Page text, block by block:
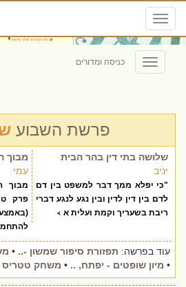
Toggle
navigation
Toggle
navigation
כניסה ומדורים
פרשת השבוע
שלושה בתי דין בהר הבית
יניב
"כי יפלא ממך דבר למשפט בין דם
לדם בין דין לדין ובין נגע לנגע דברי
ריבת בשעריך וקמת ועלית א
מבוך
עמי
מבוך
פרק
עוד בפרשה: תפזורת סיפור שמשון -.. •
• מיון שופטים - יפתח, .. • משחק טטריס